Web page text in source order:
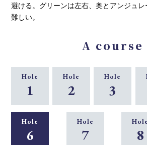
避ける。グリーンは左右、奥とアンジュ
難しい。
A course
Hole
1
Hole
2
Hole
3
Hole
6
Hole
7
Hole
8